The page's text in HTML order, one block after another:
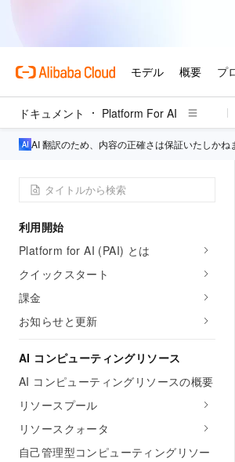
ドキュメント Platform For AI
AI 翻訳のため、内容の正確さは保証いたしかね
利用開始
Platform for AI (PAI) とは
クイックスタート
課金
お知らせと更新
AI コンピューティングリソース
AI コンピューティングリソースの概要
リソースプール
リソースクォータ
自己管理型コンピューティングリソー